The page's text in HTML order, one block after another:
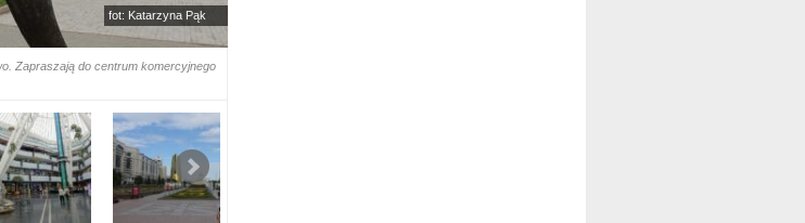
fot: Katarzyna Pąk
Zapraszają do centrum komercyjnego